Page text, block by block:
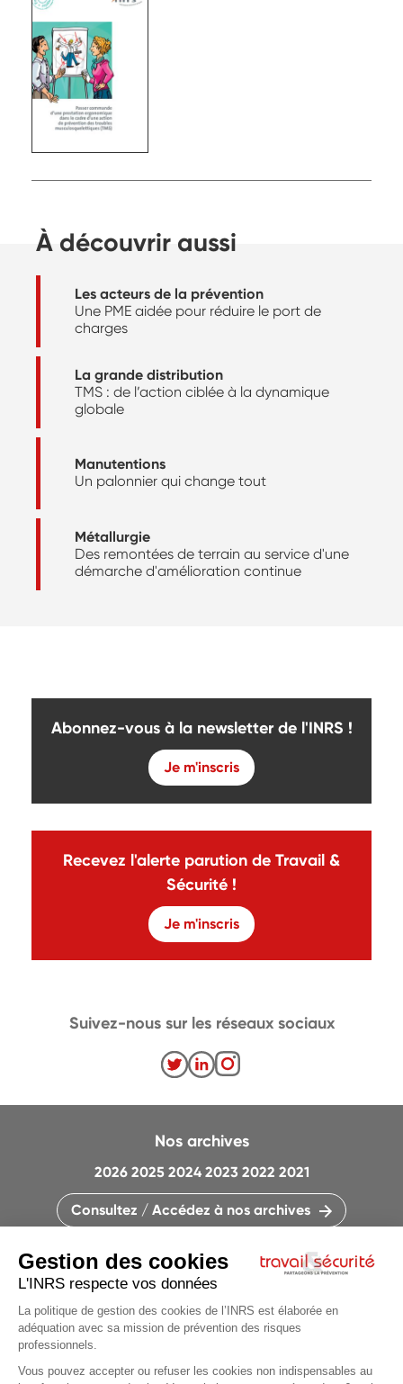
À découvrir aussi
Les acteurs de la prévention
Une PME aidée pour réduire le port de
charges
La grande distribution
TMS : de l’action ciblée à la dynamique
globale
Manutentions
Un palonnier qui change tout
Métallurgie
Des remontées de terrain au service d'une
démarche d'amélioration continue
Abonnez-vous à la newsletter de l'INRS !
Je m'inscris
Recevez l'alerte parution de Travail &
Sécurité !
Je m'inscris
CONTACTEZ LA RÉDACTION
QUI SOMMES-NOUS ?
PLAN DU SITE
Nos archives
2026 2025 2024 2023 2022 2021
Consultez / Accédez à nos archives
Suivez-nous sur les réseaux sociaux